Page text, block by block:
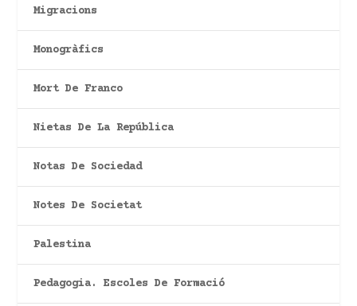
Migracions
Monogràfics
Mort De Franco
Nietas De La República
Notas De Sociedad
Notes De Societat
Palestina
Pedagogia. Escoles De Formació